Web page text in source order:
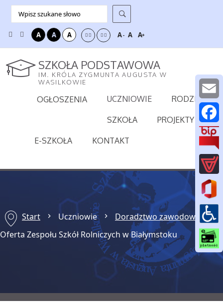
A A A A- A A+
SZKOŁA PODSTAWOWA
IM. KRÓLA ZYGMUNTA AUGUSTA W
WASILKOWIE
OGŁOSZENIA UCZNIOWIE RODZICE
SZKOŁA PROJEKTY
E-SZKOŁA KONTAKT
Start Uczniowie
Doradztwo zawodowe
Oferta Zespołu Szkół Rolniczych w Białymstoku
E
m
a
F
a
c
e
b
o
o